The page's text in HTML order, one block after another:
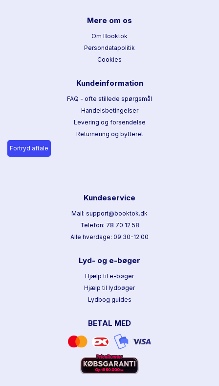
Mere om os
Om Booktok
Persondatapolitik
Cookies
Kundeinformation
FAQ - ofte stillede spørgsmål
Handelsbetingelser
Levering og forsendelse
Returnering og bytteret
Fortryd aftale
Kundeservice
Mail: support@booktok.dk
Telefon: 78 70 12 58
Alle hverdage: 09:30-12:00
Lyd- og e-bøger
Hjælp til e-bøger
Hjælp til lydbøger
Lydbog guides
BETAL MED